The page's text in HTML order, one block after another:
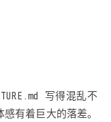
写得混乱不
有着巨大的落差。